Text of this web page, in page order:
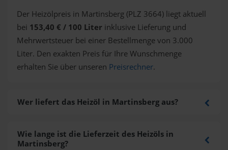
Der Heizölpreis in Martinsberg (PLZ 3664) liegt aktuell
bei 153,40 € / 100 Liter inklusive Lieferung und
Mehrwertsteuer bei einer Bestellmenge von 3.000
Liter. Den exakten Preis für Ihre Wunschmenge
erhalten Sie über unseren Preisrechner.
Wer liefert das Heizöl in Martinsberg aus?
Wie lange ist die Lieferzeit des Heizöls in
Martinsberg?